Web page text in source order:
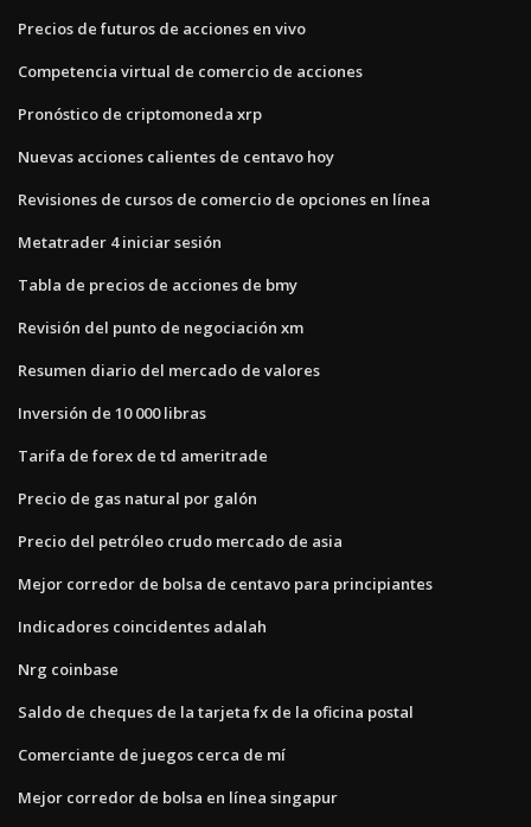
Precios de futuros de acciones en vivo
Competencia virtual de comercio de acciones
Pronóstico de criptomoneda xrp
Nuevas acciones calientes de centavo hoy
Revisiones de cursos de comercio de opciones en línea
Metatrader 4 iniciar sesión
Tabla de precios de acciones de bmy
Revisión del punto de negociación xm
Resumen diario del mercado de valores
Inversión de 10 000 libras
Tarifa de forex de td ameritrade
Precio de gas natural por galón
Precio del petróleo crudo mercado de asia
Mejor corredor de bolsa de centavo para principiantes
Indicadores coincidentes adalah
Nrg coinbase
Saldo de cheques de la tarjeta fx de la oficina postal
Comerciante de juegos cerca de mí
Mejor corredor de bolsa en línea singapur